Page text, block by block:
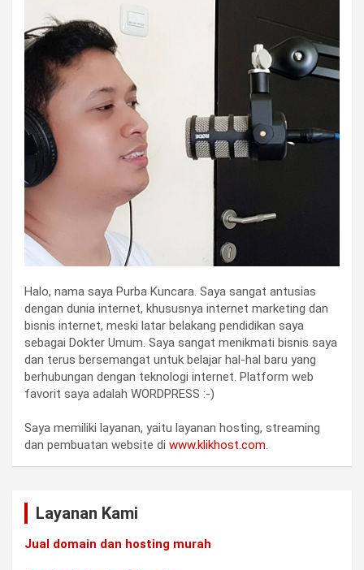
Halo, nama saya Purba Kuncara. Saya sangat antusias
dengan dunia internet, khususnya internet marketing dan
bisnis internet, meski latar belakang pendidikan saya
sebagai Dokter Umum. Saya sangat menikmati bisnis saya
dan terus bersemangat untuk belajar hal-hal baru yang
berhubungan dengan teknologi internet. Platform web
favorit saya adalah WORDPRESS :-)
Saya memiliki layanan, yaitu layanan hosting, streaming
dan pembuatan website di www.klikhost.com.
Layanan Kami
Jual domain dan hosting murah